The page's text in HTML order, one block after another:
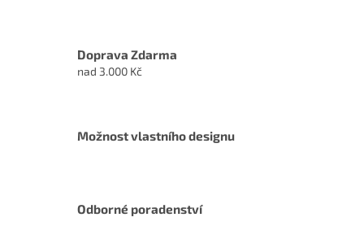
Doprava Zdarma
nad 3.000 Kč
Možnost vlastního designu
Odborné poradenství